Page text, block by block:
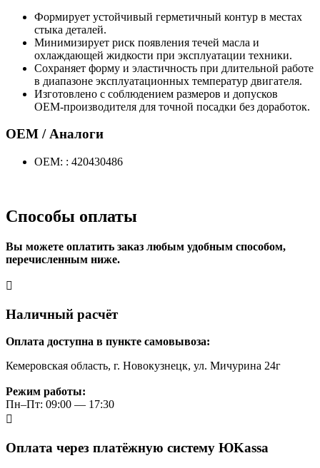
Формирует устойчивый герметичный контур в местах
стыка деталей.
Минимизирует риск появления течей масла и
охлаждающей жидкости при эксплуатации техники.
Сохраняет форму и эластичность при длительной работе
в диапазоне эксплуатационных температур двигателя.
Изготовлено с соблюдением размеров и допусков
OEM‑производителя для точной посадки без доработок.
OEM / Аналоги
OEM: : 420430486
Способы оплаты
Вы можете оплатить заказ любым удобным способом,
перечисленным ниже.
Наличный расчёт
Оплата доступна в пункте самовывоза:
Кемеровская область, г. Новокузнецк, ул. Мичурина 24г
Режим работы:
Пн–Пт: 09:00 — 17:30
Оплата через платёжную систему ЮKassa